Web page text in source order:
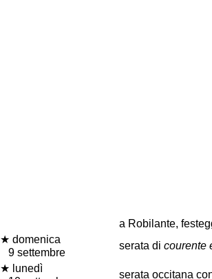
a Robilante,
★ domenica
9 settembre
serata di courente
★ lunedì
serata occitana